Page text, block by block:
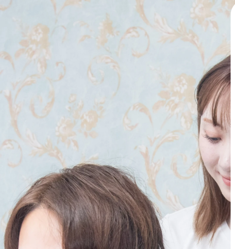
キャンペーン
はじめての方へ
FIRST TIME
ご利用方法
HOW TO
セルフ脱毛 料金表
PRICE
店舗検索・ご予約
STORE
お客様の声
VOICE
コラム メンズ脱毛